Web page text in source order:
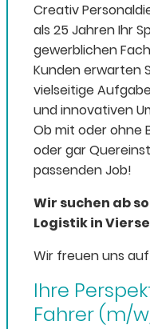
Creativ
als 25 Jahren Ihr
gewerblichen
Kunden erwarten
vielseitige
und innovativen
Ob mit oder ohne
oder gar
passenden Job!
Wir suchen ab
Logistik​ in
Wir freuen uns auf
Ihre
Fahrer (m/